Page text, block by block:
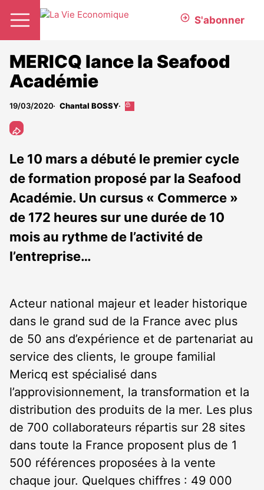
S'abonner
MERICQ lance la Seafood
Académie
19/03/2020 Chantal BOSSY
Cet
aux
abonnés
Le 10 mars a débuté le premier cycle
de formation proposé par la Seafood
Académie. Un cursus « Commerce »
de 172 heures sur une durée de 10
mois au rythme de l’activité de
l’entreprise…
Acteur national majeur et leader historique
dans le grand sud de la France avec plus
de 50 ans d’expérience et de partenariat au
service des clients, le groupe familial
Mericq est spécialisé dans
l’approvisionnement, la transformation et la
distribution des produits de la mer. Les plus
de 700 collaborateurs répartis sur 28 sites
dans toute la France proposent plus de 1
500 références proposées à la vente
chaque jour. Quelques chiffres : 49 000